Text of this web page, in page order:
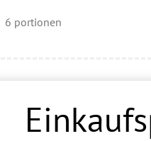
6 portionen